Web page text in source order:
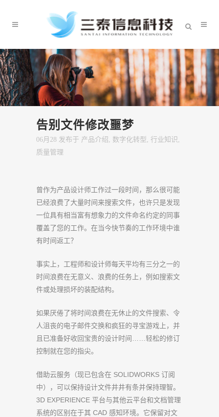
告别文件修改噩梦
06月28 发布于 产品介绍 数字化转型 行业知识
质量管理
曾作为产品设计师工作过一段时间，那么很可能
已经浪费了大量时间来搜索文件，也许只是发现
一位具有相当富有想象力的文件命名约定的同事
覆盖了您的工作。在当今快节奏的工作环境中谁
有时间返工？
事实上，工程师和设计师每天平均有三分之一的
时间浪费在无意义、浪费的任务上，例如搜索文
件或处理损坏的装配结构。
如果厌倦了将时间浪费在无休止的文件搜索、令
人沮丧的电子邮件交换和疯狂的寻宝游戏上，并
且已准备好收回宝贵的设计时间……轻松的修订
控制就在您的指尖。
借助云服务（现已包含在 SOLIDWORKS 订阅
中），可以保持设计文件井井有条并保持理智。
3D EXPERIENCE 平台与其他云平台和文档管理
系统的区别在于其 CAD 感知环境。它保留对文